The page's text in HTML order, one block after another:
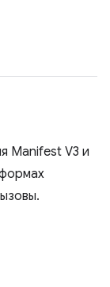
Manifest V3 и